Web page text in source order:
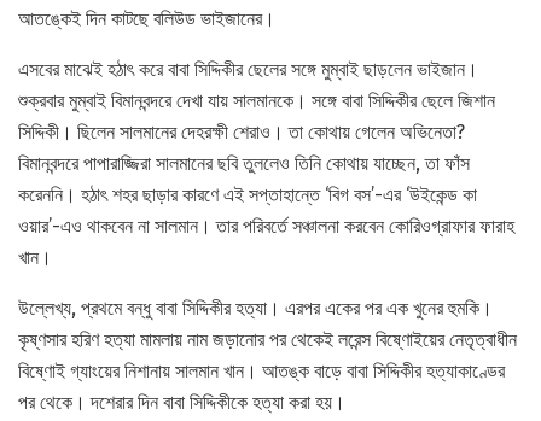
আতঙ্কেই দিন কাটছে বলিউড ভাইজানের।
এসবের মাঝেই হঠাৎ করে বাবা সিদ্দিকীর ছেলের সঙ্গে মুম্বাই ছাড়লেন ভাইজান।
শুক্রবার মুম্বাই বিমানবন্দরে দেখা যায় সালমানকে। সঙ্গে বাবা সিদ্দিকীর ছেলে জিশান
সিদ্দিকী। ছিলেন সালমানের দেহরক্ষী শেরাও। তা কোথায় গেলেন অভিনেতা?
বিমানবন্দরে পাপারাজ্জিরা সালমানের ছবি তুললেও তিনি কোথায় যাচ্ছেন, তা ফাঁস
করেননি। হঠাৎ শহর ছাড়ার কারণে এই সপ্তাহান্তে ‘বিগ বস’-এর ‘উইকেন্ড কা
ওয়ার’-এও থাকবেন না সালমান। তার পরিবর্তে সঞ্চালনা করবেন কোরিওগ্রাফার ফারাহ
খান।
উল্লেখ্য, প্রথমে বন্ধু বাবা সিদ্দিকীর হত্যা। এরপর একের পর এক খুনের হুমকি।
কৃষ্ণসার হরিণ হত্যা মামলায় নাম জড়ানোর পর থেকেই লরেন্স বিষ্ণোইয়ের নেতৃত্বাধীন
বিষ্ণোই গ্যাংয়ের নিশানায় সালমান খান। আতঙ্ক বাড়ে বাবা সিদ্দিকীর হত্যাকাণ্ডের
পর থেকে। দশেরার দিন বাবা সিদ্দিকীকে হত্যা করা হয়।